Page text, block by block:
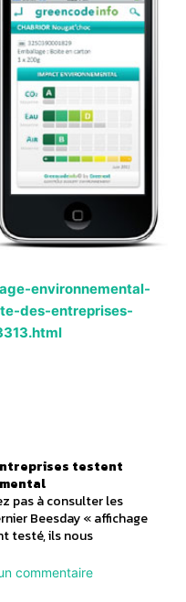
environnemental-
des-entreprises-
testent
pas à consulter les
Beesday « affichage
testé, ils nous
commentaire